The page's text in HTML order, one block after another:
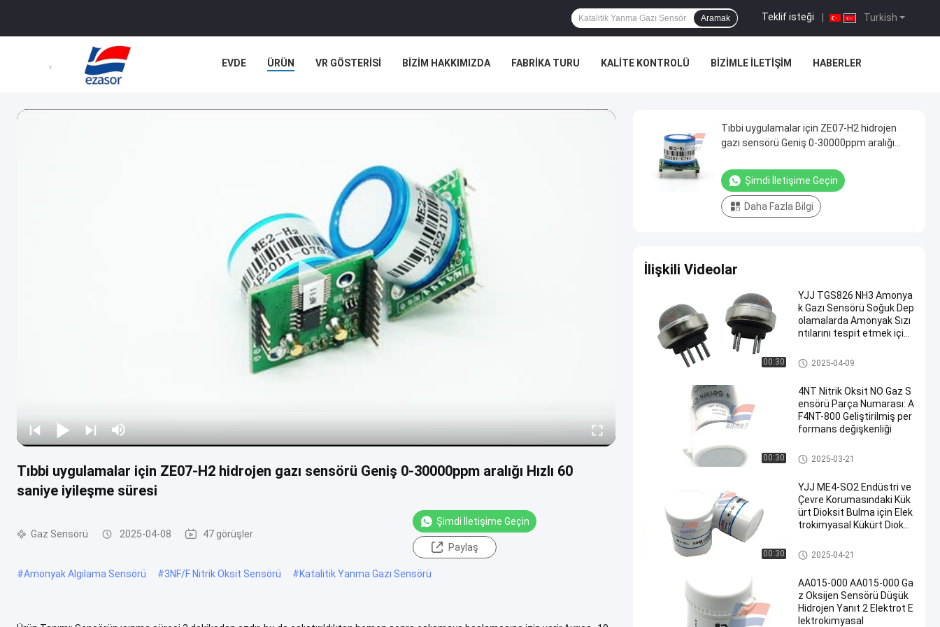
Turkish
Teklif isteği
Aramak
EVDE ÜRÜN VR GÖSTERISI BIZIM HAKKIMIZDA FABRIKA TURU KALITE KONTROLÜ BIZIMLE İLETIŞIM HABERLER
Tıbbi uygulamalar için ZE07-H2 hidrojen gazı sensörü Geniş 0-30000ppm aralığı Hızlı 60
saniye iyileşme süresi
Gaz Sensörü 2025-04-08 47 görüşler
Şimdi İletişime Geçin
Paylaş
#Amonyak Algılama Sensörü #3NF/F Nitrik Oksit Sensörü #Katalitik Yanma Gazı Sensörü
Tıbbi uygulamalar için ZE07-H2 hidrojen
gazı sensörü Geniş 0-30000ppm aralığı
Şimdi İletişime Geçin
Daha Fazla Bilgi
İlişkili Videolar
00:30
YJJ TGS826 NH3 Amonya
k Gazı Sensörü Soğuk Dep
olamalarda Amonyak Sızı
ntılarını tespit etmek için
Gaz Sensörü
2025-04-09
00:30
4NT Nitrik Oksit NO Gaz S
ensörü Parça Numarası: A
F4NT-800 Geliştirilmiş per
formans değişkenliği
Gaz Sensörü
2025-03-21
00:30
YJJ ME4-SO2 Endüstri ve
Çevre Korumasındaki Kük
ürt Dioksit Bulma için Elek
trokimyasal Kükürt Dioksi
Gaz Sensörü
2025-04-21
AA015-000 AA015-000 Ga
z Oksijen Sensörü Düşük
Hidrojen Yanıt 2 Elektrot E
lektrokimyasal